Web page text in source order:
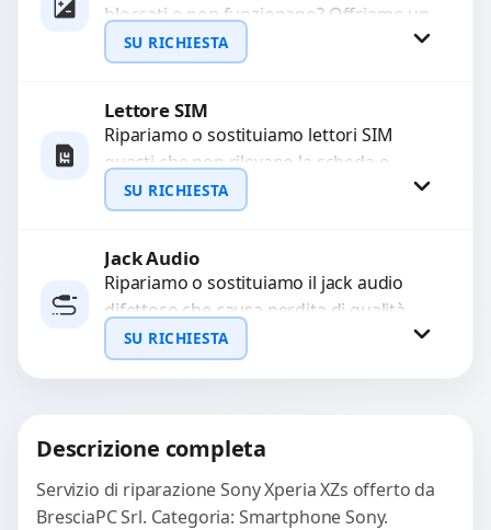
WhatsApp
bloccati o non funzionano? Offriamo un
servizio di riparazione o sostituzione
con ricambi...
SU RICHIESTA
Richiedi Preventivo
WhatsApp
Lettore SIM
Ripariamo o sostituiamo lettori SIM
guasti che non rilevano la scheda o
interrompono il segnale. Utilizziamo
ricambi testati e garantiti...
SU RICHIESTA
Richiedi Preventivo
WhatsApp
Jack Audio
Ripariamo o sostituiamo il jack audio
difettoso che causa perdita di qualità
sonora o impossibilità di collegare cuffie
e accessori....
SU RICHIESTA
Descrizione completa
Servizio di riparazione Sony Xperia XZs offerto da
BresciaPC Srl. Categoria: Smartphone Sony.